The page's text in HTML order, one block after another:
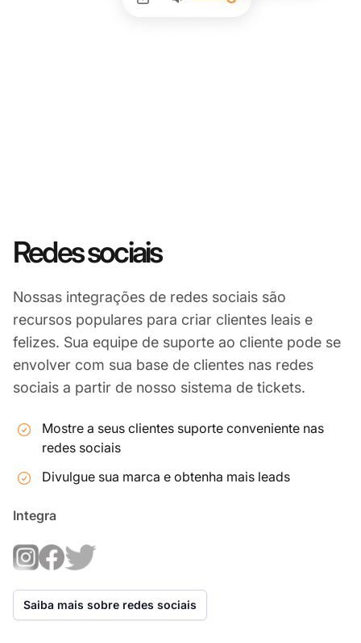
Redes sociais
Nossas integrações de redes sociais são
recursos populares para criar clientes leais e
felizes. Sua equipe de suporte ao cliente pode se
envolver com sua base de clientes nas redes
sociais a partir de nosso sistema de tickets.
Mostre a seus clientes suporte conveniente nas
redes sociais
Divulgue sua marca e obtenha mais leads
Integra
Saiba mais sobre redes sociais